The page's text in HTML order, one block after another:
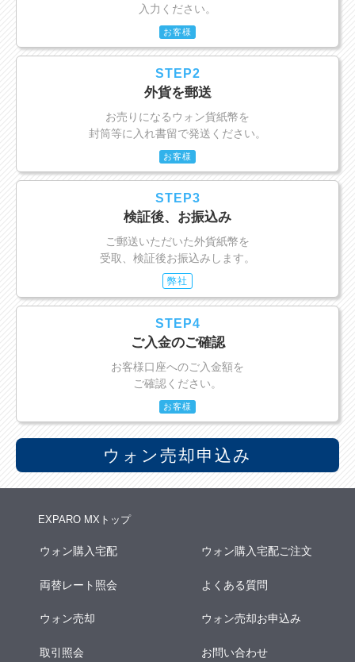
入力ください。
お客様
STEP2
外貨を郵送
お売りになるウォン貨紙幣を
封筒等に入れ書留で発送ください。
お客様
STEP3
検証後、お振込み
ご郵送いただいた外貨紙幣を
受取、検証後お振込みします。
弊社
STEP4
ご入金のご確認
お客様口座へのご入金額を
ご確認ください。
お客様
ウォン売却申込み
EXPARO MXトップ
ウォン購入宅配 ウォン購入宅配ご注文
両替レート照会 よくある質問
ウォン売却 ウォン売却お申込み
取引照会 お問い合わせ